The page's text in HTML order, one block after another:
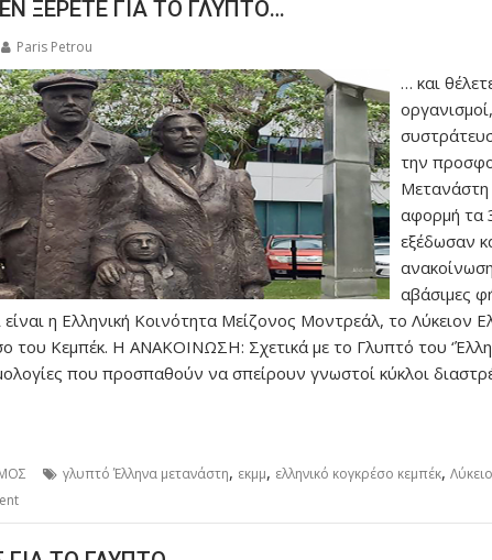
ΞΕΡΕΤΕ ΓΙΑ ΤΟ ΓΛΥΠΤΟ…
Paris Petrou
… και
την
αφορμή τα
εξέδωσαν
αβάσιμες
είναι η Ελληνική Κοινότητα Μείζονος Μοντρεάλ, το Λύκειον
του Κεμπέκ. Η ΑΝΑΚΟΙΝΩΣΗ: Σχετικά με το Γλυπτό του
που προσπαθούν να σπείρουν γνωστοί κύκλοι
γλυπτό Έλληνα μετανάστη, εκμμ, ελληνικό κογκρέσο κεμπέκ,